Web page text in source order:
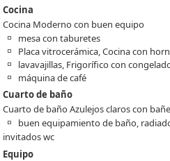
Cocina
Cocina Moderno con buen equipo
mesa con taburetes
Placa vitrocerámica, Cocina con
lavavajillas, Frigorífico con
máquina de café
Cuarto de baño
Cuarto de baño Azulejos claros con
buen equipamiento de baño,
invitados wc
Equipo